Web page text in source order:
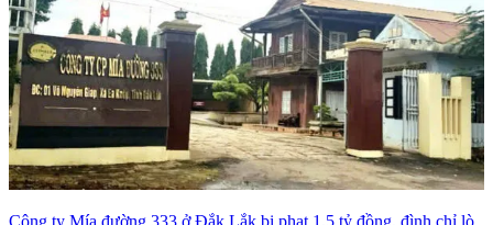
Công ty Mía đường 333 ở Đắk Lắk bị phạt 1,5 tỷ đồng, đình chỉ lò